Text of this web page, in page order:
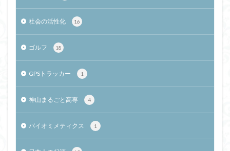
社会の活性化 16
ゴルフ 18
GPSトラッカー 1
神山まるごと高専 4
バイオミメティクス 1